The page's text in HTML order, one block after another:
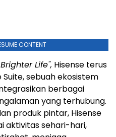
CONTENT
Life", Hisense terus
sebuah ekosistem
berbagai
yang terhubung.
produk pintar, Hisense
aktivitas sehari-hari,